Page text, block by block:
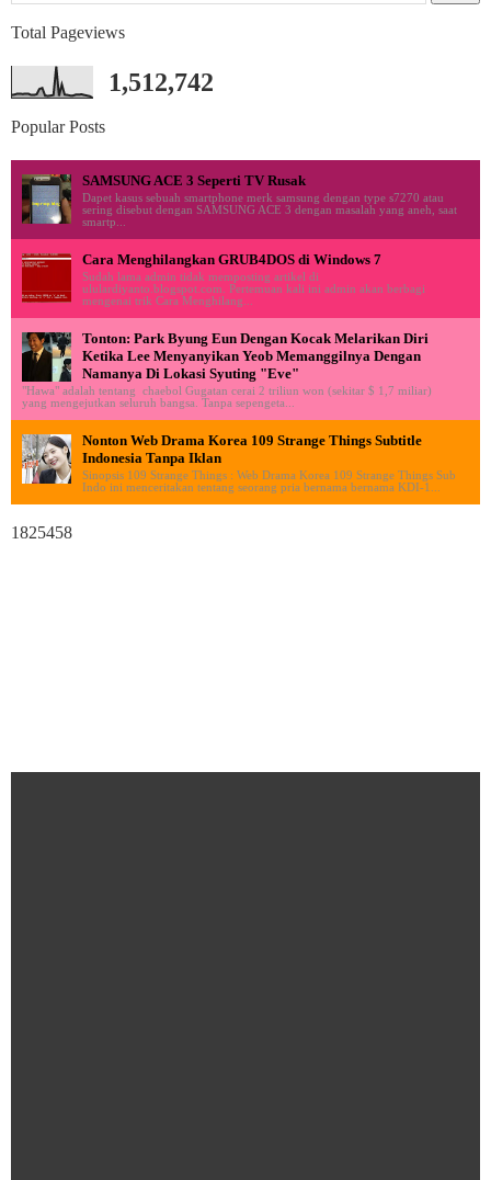
Total Pageviews
1,512,742
Popular Posts
SAMSUNG ACE 3 Seperti TV Rusak
Dapet kasus sebuah smartphone merk samsung dengan type s7270 atau
sering disebut dengan SAMSUNG ACE 3 dengan masalah yang aneh, saat
smartp...
Cara Menghilangkan GRUB4DOS di Windows 7
Sudah lama admin tidak memposting artikel di
ululardiyanto.blogspot.com. Pertemuan kali ini admin akan berbagi
mengenai trik Cara Menghilang...
Tonton: Park Byung Eun Dengan Kocak Melarikan Diri
Ketika Lee Menyanyikan Yeob Memanggilnya Dengan
Namanya Di Lokasi Syuting "Eve"
"Hawa" adalah tentang chaebol Gugatan cerai 2 triliun won (sekitar $ 1,7 miliar)
yang mengejutkan seluruh bangsa. Tanpa sepengeta...
Nonton Web Drama Korea 109 Strange Things Subtitle
Indonesia Tanpa Iklan
Sinopsis 109 Strange Things : Web Drama Korea 109 Strange Things Sub
Indo ini menceritakan tentang seorang pria bernama bernama KDI-1...
1825458